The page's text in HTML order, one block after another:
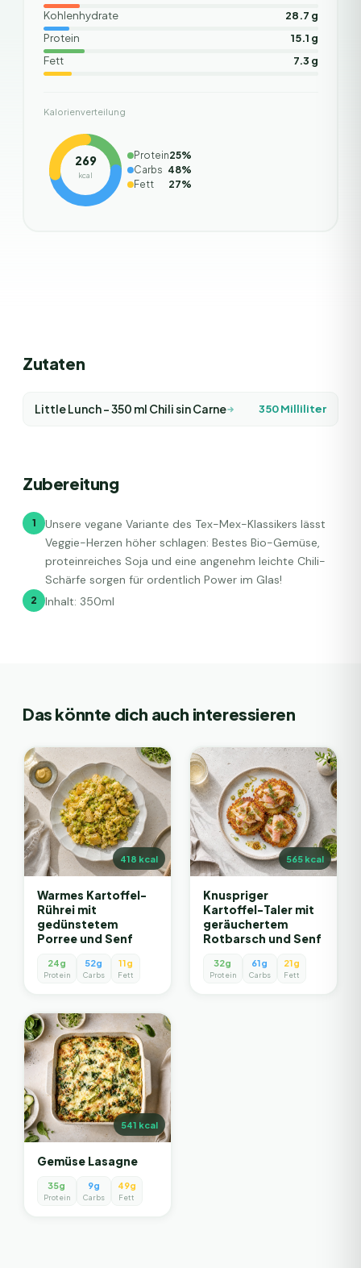
Kohlenhydrate
28.7 g
Protein
15.1 g
Fett
7.3 g
Kalorienverteilung
269
kcal
Protein25%
Carbs 48%
Fett
27%
Zutaten
Little Lunch - 350 ml Chili sin Carne 350Milliliter
Zubereitung
1
Unsere vegane Variante des Tex-Mex-Klassikers lässt
Veggie-Herzen höher schlagen: Bestes Bio-Gemüse,
proteinreiches Soja und eine angenehm leichte Chili-
Schärfe sorgen für ordentlich Power im Glas!
2 Inhalt: 350ml
Das könnte dich auch interessieren
418 kcal
Warmes Kartoffel-
Rührei mit
gedünstetem
Porree und Senf
24g
Protein
52g
Carbs
11g
Fett
565kcal
Knuspriger
Kartoffel-Taler mit
geräuchertem
Rotbarsch und Senf
32g
Protein
61g
Carbs
21g
Fett
541 kcal
Gemüse Lasagne
35g
Protein
9g
Carbs
49g
Fett